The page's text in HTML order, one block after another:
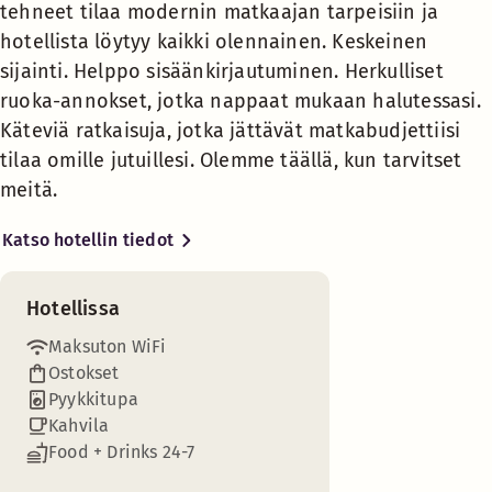
tehneet tilaa modernin matkaajan tarpeisiin ja
hotellista löytyy kaikki olennainen. Keskeinen
sijainti. Helppo sisäänkirjautuminen. Herkulliset
ruoka-annokset, jotka nappaat mukaan halutessasi.
Käteviä ratkaisuja, jotka jättävät matkabudjettiisi
tilaa omille jutuillesi. Olemme täällä, kun tarvitset
meitä. ​
Katso hotellin tiedot
Hotellissa
Maksuton WiFi
Ostokset
Pyykkitupa
Kahvila
Food + Drinks 24-7
Silityshuone
Valitse ja matkusta vapaasti
oman aikataulusi mukaan.
Tiedämme, että vaivattomat
majoitusratkaisut ovat sinulle
voit ottaa rennosti päivän
ratkaisuja hotellivierailuun,
jotka jättävät aikaa elämyksille
ja kokemuksille. Siksi Scandic
Go. Tukikohtasi, joka sisältää
kaiken olennaisen hyvään
hintaan, oivaltavasti ja
Moderneihin tarpeisiin räätälöity fiksu huone. Tee olosi
Huoneen mukavuudet